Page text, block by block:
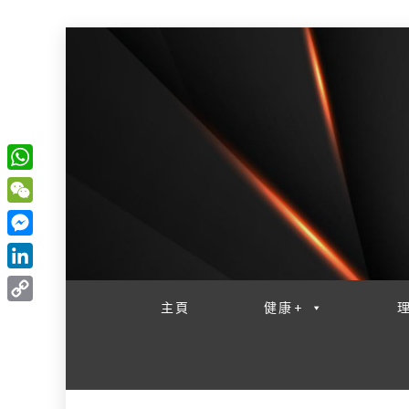
主頁 健康+
W
h
a
t
s
W
e
C
h
M
e
s
L
i